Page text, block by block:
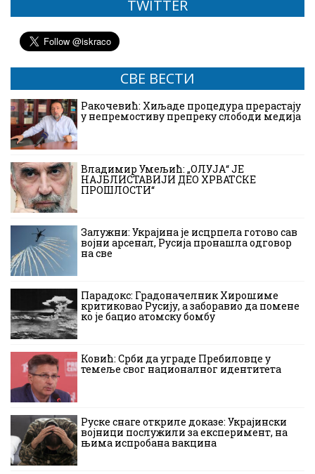
TWITTER
СВЕ ВЕСТИ
Ракочевић: Хиљаде процедура прерастају
у непремостиву препреку слободи медија
Владимир Умељић: „ОЛУЈА“ ЈЕ
НАЈБЛИСТАВИЈИ ДЕО ХРВАТСКЕ
ПРОШЛОСТИ“
Залужни: Украјина је исцрпела готово сав
војни арсенал, Русија пронашла одговор
на све
Парадокс: Градоначелник Хирошиме
критиковао Русију, а заборавио да помене
ко је бацио атомску бомбу
Ковић: Срби да уграде Пребиловце у
темеље свог националног идентитета
Руске снаге откриле доказе: Украјински
војници послужили за експеримент, на
њима испробана вакцина